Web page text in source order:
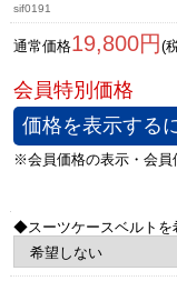
sif0191
通常価格19,800円 (
価格を表示する
◆スーツケースベルト